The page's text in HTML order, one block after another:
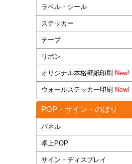
ラベル・シール
ステッカー
テープ
リボン
オリジナル本格壁紙印刷 New!
ウォールステッカー印刷 New!
POP・サイン・のぼり
パネル
卓上POP
サイン・ディスプレイ